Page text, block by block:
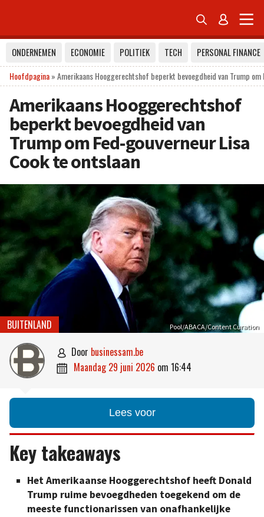
 
ONDERNEMEN ECONOMIE POLITIEK TECH
PERSONAL FINANCE
Hoofdpagina»Amerikaans Hooggerechtshof beperkt bevoegdheid van Trump
Amerikaans Hooggerechtshof
beperkt bevoegdheid van
Trump om Fed-gouverneur Lisa
Cook te ontslaan
Pool/ABACA/Content Curation
BUITENLAND
 door businessam.be
 maandag 29 juni 2026 om 16:44
Lees voor
Key takeaways
Het Amerikaanse Hooggerechtshof heeft Donald
Trump ruime bevoegdheden toegekend om de
meeste functionarissen van onafhankelijke